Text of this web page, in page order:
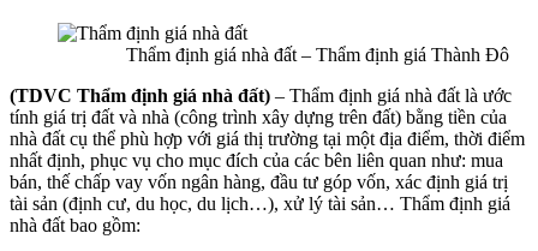
Thẩm định giá nhà đất – Thẩm định giá Thành Đô
(TDVC Thẩm định giá nhà đất) – Thẩm định giá nhà đất là ước
tính giá trị đất và nhà (công trình xây dựng trên đất) bằng tiền của
nhà đất cụ thể phù hợp với giá thị trường tại một địa điểm, thời điểm
nhất định, phục vụ cho mục đích của các bên liên quan như: mua
bán, thế chấp vay vốn ngân hàng, đầu tư góp vốn, xác định giá trị
tài sản (định cư, du học, du lịch…), xử lý tài sản… Thẩm định giá
nhà đất bao gồm: